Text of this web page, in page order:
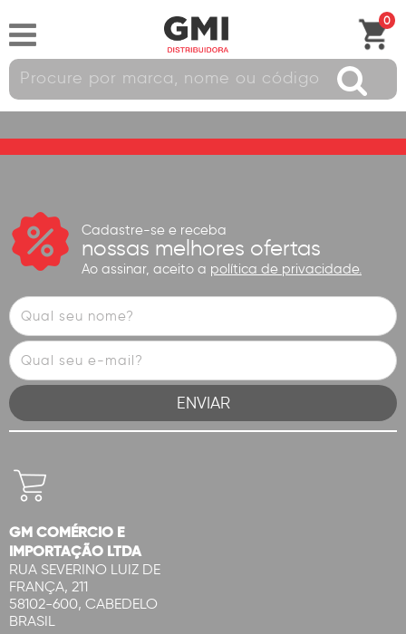
0
Cadastre-se e receba
nossas melhores ofertas
Ao assinar, aceito a política de privacidade.
GM COMÉRCIO E
IMPORTAÇÃO LTDA
RUA SEVERINO LUIZ DE
FRANÇA, 211
58102-600, CABEDELO
BRASIL